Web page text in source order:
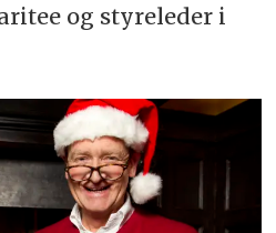
og styreleder i